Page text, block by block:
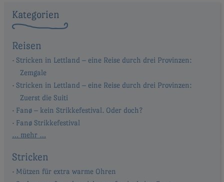
Kategorien
Reisen
Stricken in Lettland – eine Reise durch drei Provinzen:
Zemgale
Stricken in Lettland – eine Reise durch drei Provinzen:
Zuerst die Suiti
Fanø – kein Strikkefestival. Oder doch?
Fanø Strikkefestival
… mehr …
Stricken
Mützen für extra warme Ohren